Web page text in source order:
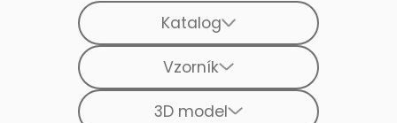
Katalog
Vzorník
3D model